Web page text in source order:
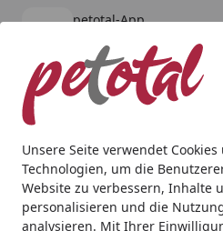
Unsere Seite verwendet
Technologien, um die
Website zu verbessern, Inhalte
personalisieren und die
analysieren. Mit Ihrer
petotal-App
kostenlos - Im App Store
Alle Produkte
Mein Konto
Suchen
Startseite
Aquaristik Beleuchtung
DENNERLE Trocal